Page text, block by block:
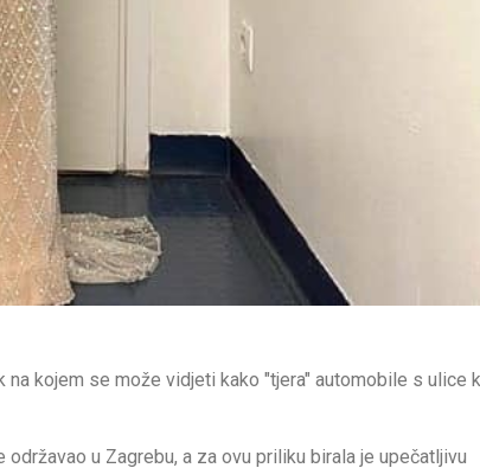
kojem se može vidjeti kako "tjera" automobile s ulice
u Zagrebu, a za ovu priliku birala je upečatljivu